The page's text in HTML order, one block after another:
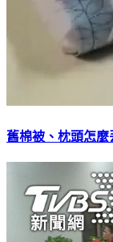
舊棉被、枕頭怎